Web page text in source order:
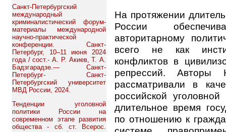
Санкт-Петербургский
международный
криминалистический форум-
материалы международной
научно-практической
конференции. Санкт-
Петербург, 10–11 июня 2024
года / сост.- А. Р. Акиев, Т. А.
Бадзгарадзе.— Санкт-
Петербург- Санкт-
Петербургский университет
МВД России, 2024.
Тенденции уголовной
политики России на
современном этапе развития
общества - сб. ст. Всерос.
На протяжении
России
авторитарному
всего не как
конфликтов в
репрессий. Авторы
рассматривали в
российской
длительное время
по отношению к